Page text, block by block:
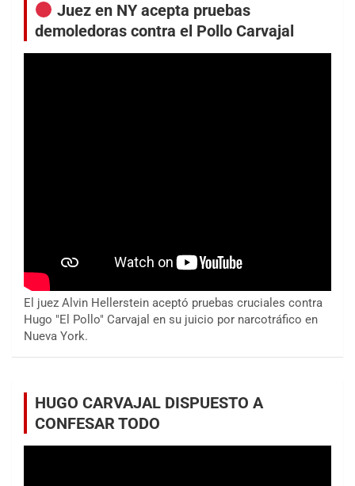
Juez en NY acepta pruebas
demoledoras contra el Pollo Carvajal
El juez Alvin Hellerstein aceptó pruebas cruciales contra
Hugo "El Pollo" Carvajal en su juicio por narcotráfico en
Nueva York.
HUGO CARVAJAL DISPUESTO A
CONFESAR TODO